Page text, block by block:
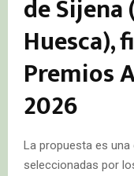
de Sijena
Huesca),
Premios
2026
La propuesta es una
seleccionadas por